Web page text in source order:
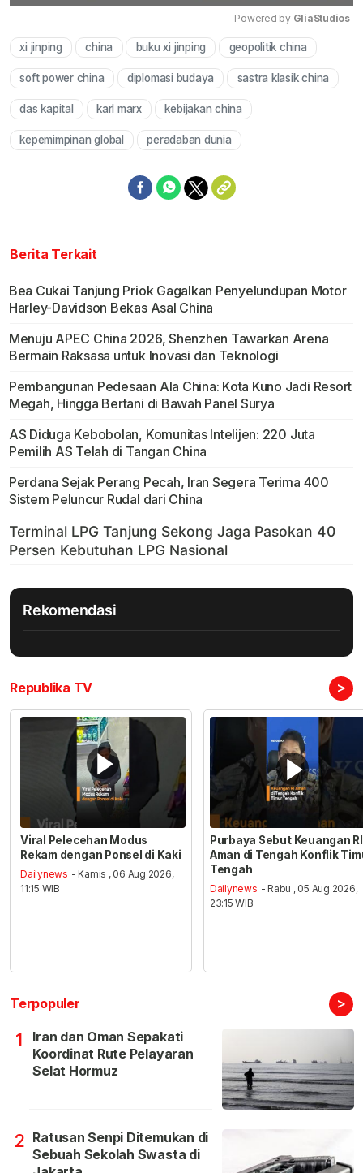
Mute
Powered by GliaStudios
xi jinping china buku xi jinping geopolitik china
soft power china diplomasi budaya sastra klasik china
das kapital karl marx kebijakan china
kepemimpinan global peradaban dunia
Berita Terkait
Bea Cukai Tanjung Priok Gagalkan Penyelundupan Motor
Harley-Davidson Bekas Asal China
Menuju APEC China 2026, Shenzhen Tawarkan Arena
Bermain Raksasa untuk Inovasi dan Teknologi
Pembangunan Pedesaan Ala China: Kota Kuno Jadi Resort
Megah, Hingga Bertani di Bawah Panel Surya
AS Diduga Kebobolan, Komunitas Intelijen: 220 Juta
Pemilih AS Telah di Tangan China
Perdana Sejak Perang Pecah, Iran Segera Terima 400
Sistem Peluncur Rudal dari China
Rekomendasi
Republika TV >
Viral Pelecehan Modus
Rekam dengan Ponsel di Kaki
Dailynews - Kamis , 06 Aug 2026,
11:15 WIB
Purbaya Sebut Keuangan RI
Aman di Tengah Konflik
Tengah
Dailynews - Rabu , 05 Aug 2026,
23:15 WIB
Terpopuler >
1
Iran dan Oman Sepakati
Koordinat Rute Pelayaran
Selat Hormuz
2 Ratusan Senpi Ditemukan di
Sebuah Sekolah Swasta di